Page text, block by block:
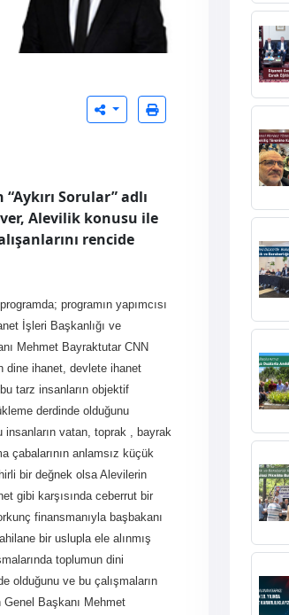
Sorular” adlı
Alevilik konusu ile
rencide
programın yapımcısı
İşleri Başkanlığı ve
Mehmet Bayraktutar CNN
dine ihanet, devlete ihanet
tarz insanların objektif
derdinde olduğunu
insanların vatan, toprak , bayrak
çabalarının anlamsız küçük
bir değnek olsa Alevilerin
gibi karşısında ceberrut bir
finansmanıyla başbakanı
bir uslupla ele alınmış
toplumun dini
olduğunu ve bu çalışmaların
Genel Başkanı Mehmet